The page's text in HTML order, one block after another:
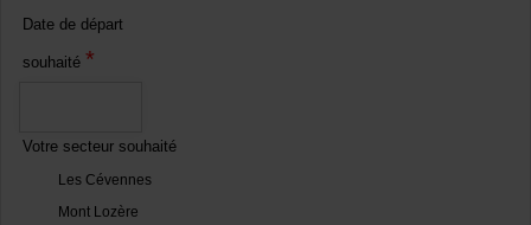
Date de départ
souhaité *
Votre secteur souhaité
Les Cévennes
Mont Lozère